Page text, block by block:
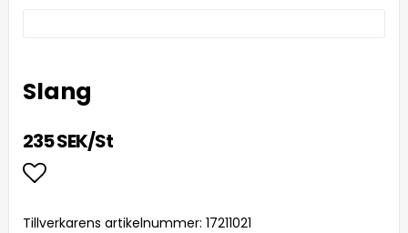
Slang
235 SEK/St
Lägg till i favoritlistan
Tillverkarens artikelnummer: 17211021